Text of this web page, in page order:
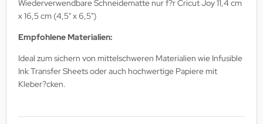
Wiederverwendbare Schneidematte nur f?r Cricut Joy 11,4 cm
x 16,5 cm (4,5" x 6,5")
Empfohlene Materialien:
Ideal zum sichern von mittelschweren Materialien wie Infusible
Ink Transfer Sheets oder auch hochwertige Papiere mit
Kleber?cken.